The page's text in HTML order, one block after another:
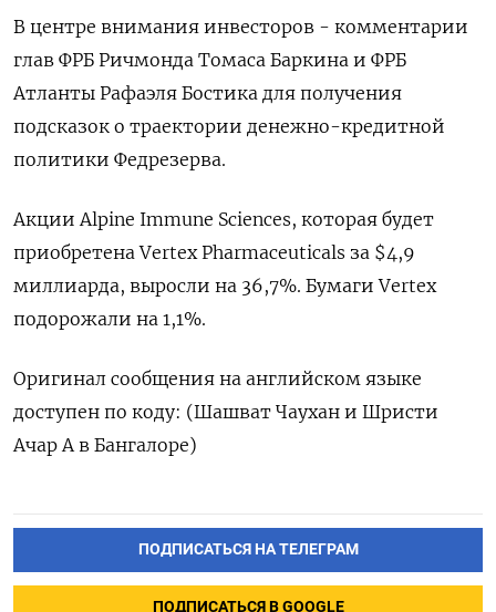
В центре внимания инвесторов - комментарии
глав ФРБ Ричмонда Томаса Баркина и ФРБ
Атланты Рафаэля Бостика для получения
подсказок о траектории денежно-кредитной
политики Федрезерва.
Акции Alpine Immune Sciences, которая будет
приобретена Vertex Pharmaceuticals за $4,9
миллиарда, выросли на 36,7%. Бумаги Vertex
подорожали на 1,1%.
Оригинал сообщения на английском языке
доступен по коду: (Шашват Чаухан и Шристи
Ачар А в Бангалоре)
ПОДПИСАТЬСЯ НА ТЕЛЕГРАМ
ПОДПИСАТЬСЯ В GOOGLE